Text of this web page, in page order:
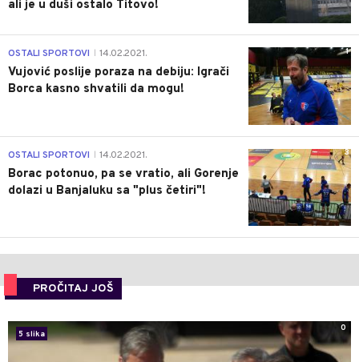
ali je u duši ostalo Titovo!
1
OSTALI SPORTOVI 14.02.2021.
Vujović poslije poraza na debiju: Igrači
Borca kasno shvatili da mogu!
3
OSTALI SPORTOVI 14.02.2021.
Borac potonuo, pa se vratio, ali Gorenje
dolazi u Banjaluku sa "plus četiri"!
PROČITAJ JOŠ
5 slika
0